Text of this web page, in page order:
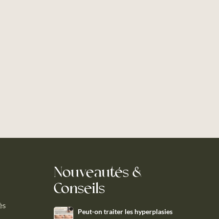
Nouveautés &
Conseils
Peut-on traiter les hyperplasies